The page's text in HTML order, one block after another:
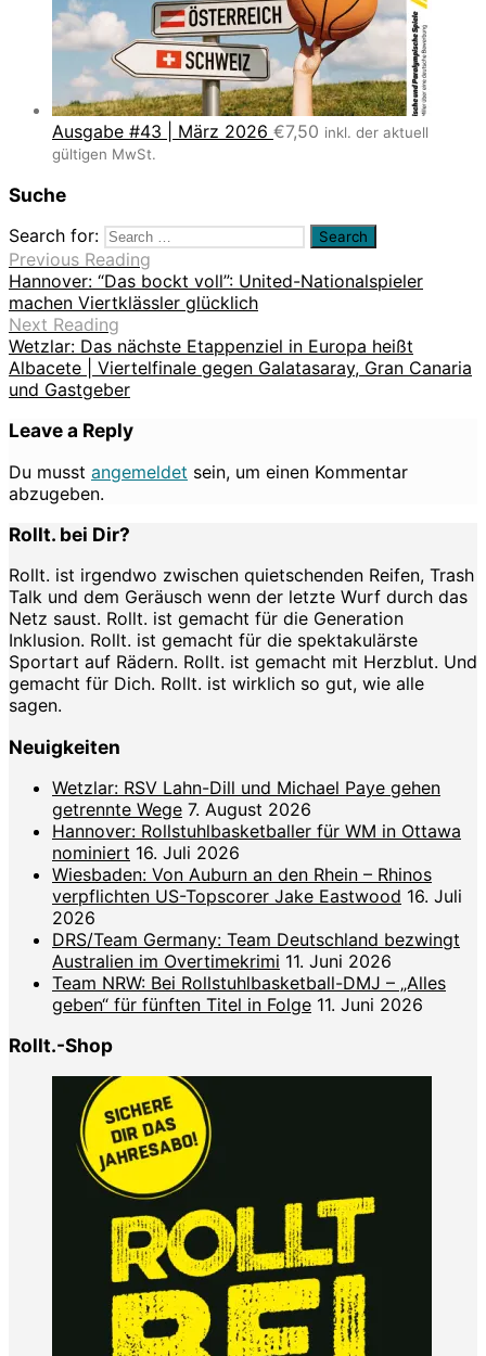
Ausgabe #43 | März 2026 €7,50 inkl. der aktuell
gültigen MwSt.
Suche
Search for:
Previous Reading
Hannover: “Das bockt voll”: United-Nationalspieler
machen Viertklässler glücklich
Next Reading
Wetzlar: Das nächste Etappenziel in Europa heißt
Albacete | Viertelfinale gegen Galatasaray, Gran Canaria
und Gastgeber
Leave a Reply
Du musst angemeldet sein, um einen Kommentar
abzugeben.
Rollt. bei Dir?
Rollt. ist irgendwo zwischen quietschenden Reifen, Trash
Talk und dem Geräusch wenn der letzte Wurf durch das
Netz saust. Rollt. ist gemacht für die Generation
Inklusion. Rollt. ist gemacht für die spektakulärste
Sportart auf Rädern. Rollt. ist gemacht mit Herzblut. Und
gemacht für Dich. Rollt. ist wirklich so gut, wie alle
sagen.
Neuigkeiten
Wetzlar: RSV Lahn-Dill und Michael Paye gehen
getrennte Wege 7. August 2026
Hannover: Rollstuhlbasketballer für WM in Ottawa
nominiert 16. Juli 2026
Wiesbaden: Von Auburn an den Rhein – Rhinos
verpflichten US-Topscorer Jake Eastwood 16. Juli
2026
DRS/Team Germany: Team Deutschland bezwingt
Australien im Overtimekrimi 11. Juni 2026
Team NRW: Bei Rollstuhlbasketball-DMJ – „Alles
geben“ für fünften Titel in Folge 11. Juni 2026
Rollt.-Shop